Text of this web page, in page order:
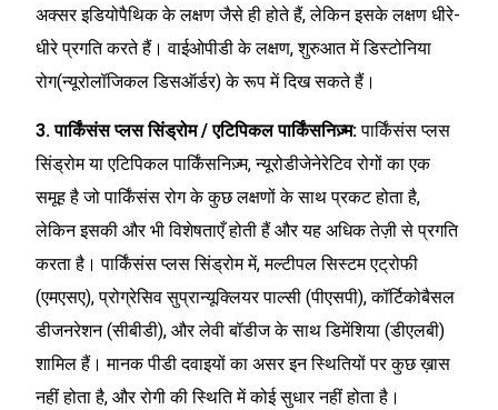
अक्सर इडियोपैथिक के लक्षण जैसे ही होते हैं, लेकिन इसके लक्षण धीरे-
धीरे प्रगति करते हैं। वाईओपीडी के लक्षण, शुरुआत में डिस्टोनिया
रोग(न्यूरोलॉजिकल डिसऑर्डर) के रूप में दिख सकते हैं।
3. पार्किंसंस प्लस सिंड्रोम / एटिपिकल पार्किंसनिज़्म:पार्किंसंस प्लस
सिंड्रोम या एटिपिकल पार्किंसनिज़्म, न्यूरोडीजेनेरेटिव रोगों का एक
समूह है जो पार्किंसंस रोग के कुछ लक्षणों के साथ प्रकट होता है,
लेकिन इसकी और भी विशेषताएँ होती हैं और यह अधिक तेज़ी से प्रगति
करता है। पार्किंसंस प्लस सिंड्रोम में, मल्टीपल सिस्टम एट्रोफी
(एमएसए), प्रोग्रेसिव सुप्रान्यूक्लियर पाल्सी (पीएसपी), कॉर्टिकोबैसल
डीजनरेशन (सीबीडी), और लेवी बॉडीज के साथ डिमेंशिया (डीएलबी)
शामिल हैं। मानक पीडी दवाइयों का असर इन स्थितियों पर कुछ ख़ास
नहीं होता है, और रोगी की स्थिति में कोई सुधार नहीं होता है।